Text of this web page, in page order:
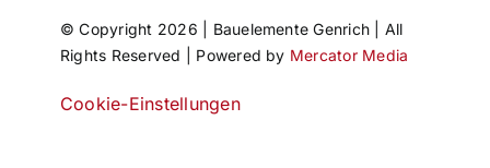
© Copyright 2026 | Bauelemente Genrich | All
Rights Reserved | Powered by Mercator Media
Cookie-Einstellungen